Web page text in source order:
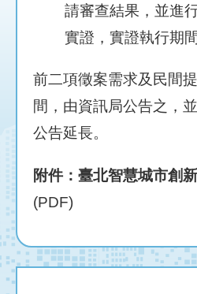
English
請審查結果，並進
實證，實證執行期
前二項徵案需求及民間
間，由資訊局公告之，
公告延長。
附件： 臺北智慧城市創
(PDF)